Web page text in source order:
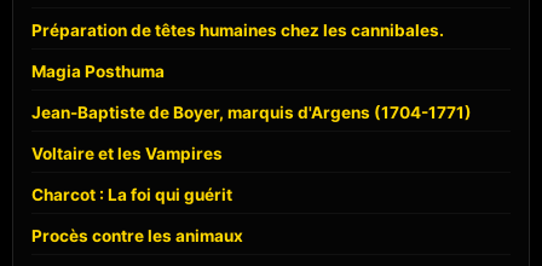
Préparation de têtes humaines chez les cannibales.
Magia Posthuma
Jean-Baptiste de Boyer, marquis d'Argens (1704-1771)
Voltaire et les Vampires
Charcot : La foi qui guérit
Procès contre les animaux